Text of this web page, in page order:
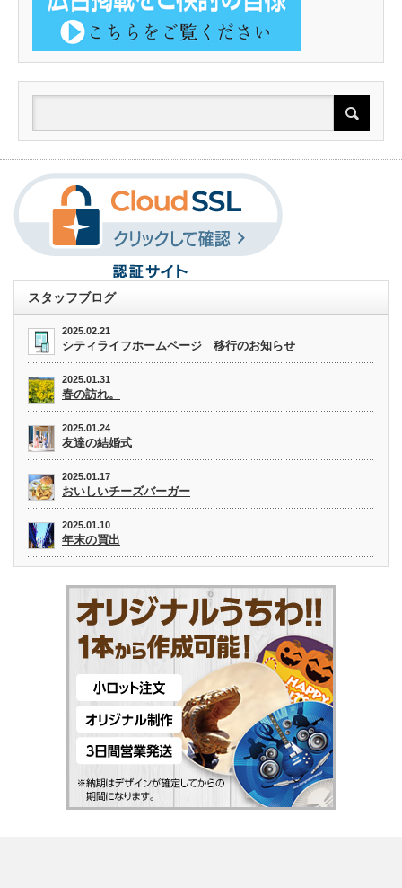
スタッフブログ
2025.02.21
シティライフホームページ 移行のお知らせ
2025.01.31
春の訪れ。
2025.01.24
友達の結婚式
2025.01.17
おいしいチーズバーガー
2025.01.10
年末の買出